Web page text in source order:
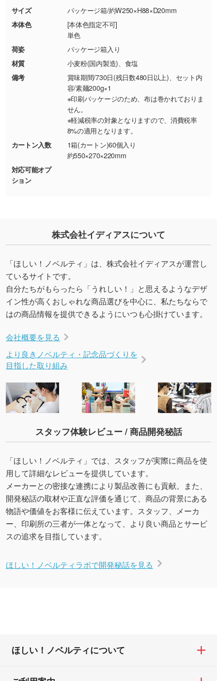
現物支給による色指定も承っております。→
しく見る
・背景がある画像からキャラクター部分だけを
シンプルな背景のデータや、使いたいキャラク
ター部分の輪郭がはっきりしているデータは切
り抜き処理が可能です。→
詳しく見る
・持っているデータの背景が足りない／塗り足
しの作り方が分からない
印刷したいデータが印刷範囲よりも小さい場
合、シンプルな色・柄の背景であれば拡張が可
能です。→
詳しく見る
商品が破損した場合
・商品到着後7日以上経過している場合
・お客様のご都合による返品・交換依頼(商
品・色・数量などの注文間違い等)
サイズ
パッケージ箱/約W250×H88×D20mm
本体色
[本体色指定不可]
単色
荷姿
パッケージ箱入り
材質
小麦粉(国内製造)、食塩
備考
賞味期間/730日(残日数480日以上)、セット内
容/素麺200g×1
※印刷パッケージのため、布は巻かれておりま
せん。
※軽減税率の対象となりますので、消費税率
8%の適用となります。
カートン入数
1箱(カートン)60個入り
約550×270×220mm
対応可能オプ
ション
株式会社イディアスについて
「ほしい！ノベルティ」は、株式会社イディアスが運営し
ているサイトです。
自分たちがもらったら「うれしい！」と思えるようなデザ
イン性が高くおしゃれな商品選びを中心に、私たちならで
はの商品情報を提供できるようにいつも心掛けています。
会社概要を見る
より良きノベルティ・記念品づくりを
目指した取り組み
スタッフ体験レビュー / 商品開発秘話
「ほしい！ノベルティ」では、スタッフが実際に商品を使
用して詳細なレビューを提供しています。
メーカーとの密接な連携により製品改善にも貢献。また、
開発秘話の取材や正直な評価を通じて、商品の背景にある
物語や価値をお客様に伝えています。スタッフ、メーカ
ー、印刷所の三者が一体となって、より良い商品とサービ
スの追求を目指しています。
ほしい！ノベルティラボで開発秘話を見る
ほしい！ノベルティについて